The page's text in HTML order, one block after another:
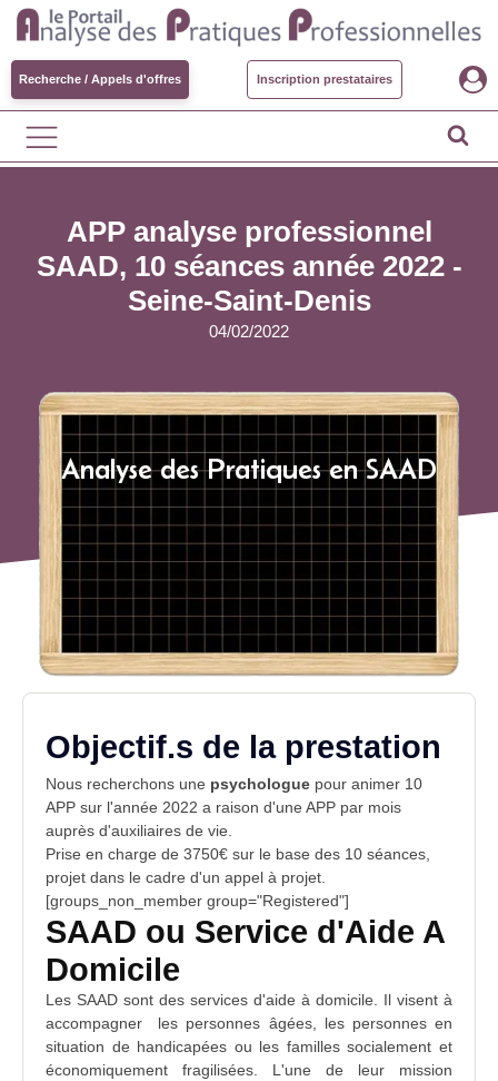
Recherche / Appels d'offres Inscription prestataires
APP analyse professionnel
SAAD, 10 séances année 2022 -
Seine-Saint-Denis
04/02/2022
Analyse des Pratiques en SAAD
Objectif.s de la prestation
Nous recherchons une psychologue pour animer 10
APP sur l'année 2022 a raison d'une APP par mois
auprès d'auxiliaires de vie
Prise en charge de 3750€ sur le base des 10 séances,
projet dans le cadre d'un appel à projet.
[groups_non_member group="Registered"]
SAAD ou Service d'Aide A
Domicile
Les SAAD sont des services d'aide à domicile . Il visent à
accompagner les personnes âgées, les personnes en
situation de handicapées ou les familles socialement et
économiquement fragilisées. L'une de leur mission